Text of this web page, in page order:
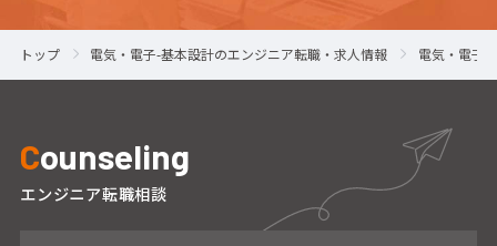
トップ 電気・電子-基本設計のエンジニア転職・求人情報 電気・電子-
Counseling
エンジニア転職相談